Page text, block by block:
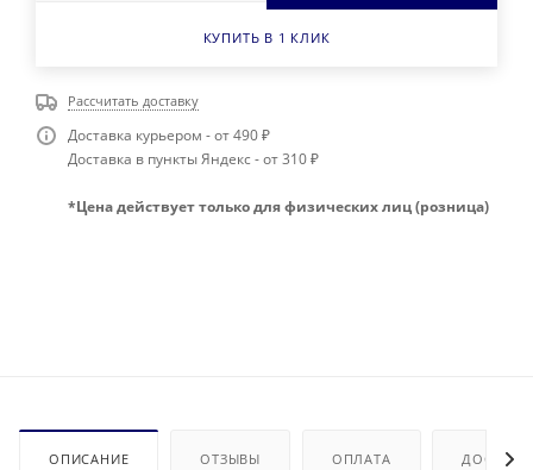
КУПИТЬ В 1 КЛИК
Рассчитать доставку
Доставка курьером - от 490 ₽
Доставка в пункты Яндекс - от 310 ₽
*Цена действует только для физических лиц (розница)
ОПИСАНИЕ ОТЗЫВЫ ОПЛАТА